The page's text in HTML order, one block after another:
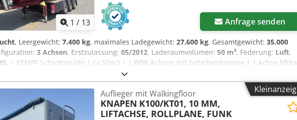
1 / 13 Anfrage senden
, Leergewicht: 7.400 kg, maximales Ladegewicht: 27.600 kg, Gesamtgewicht: 35.000
3 Achsen, Erstzulassung: 05/2012, Laderaumvolumen: 50 m³, Federung: Luft,
, | KEMPF Schrottmulde | ca.50m3 | | BPW Achsen mit Scheibenbremse | 1.Achse
Werkzeugkasten | 5800kg Eigengewicht | 33200kg Nutzlast | Irrtum, Eingabefehler und
Dcodpezr I Ttofx Aqqok
Auflieger mit Walkingfloor
KNAPEN K100/KT01, 10 MM,
LIFTACHSE, ROLLPLANE, FUNK